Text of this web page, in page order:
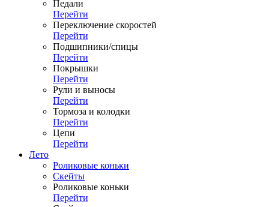
Педали
Перейти
Переключение скоростей
Перейти
Подшипники/спицы
Перейти
Покрышки
Перейти
Рули и выносы
Перейти
Тормоза и колодки
Перейти
Цепи
Перейти
Лето
Роликовые коньки
Скейты
Роликовые коньки
Перейти